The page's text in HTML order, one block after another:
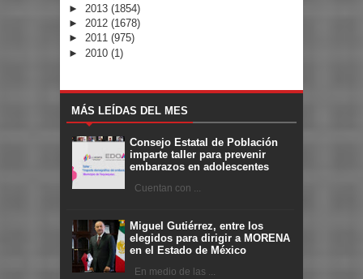
► 2013 (1854)
► 2012 (1678)
► 2011 (975)
► 2010 (1)
MÁS LEÍDAS DEL MES
Consejo Estatal de Población
imparte taller para prevenir
embarazos en adolescentes
Cuentan con ...
Miguel Gutiérrez, entre los
elegidos para dirigir a MORENA
en el Estado de México
En medio de las ...